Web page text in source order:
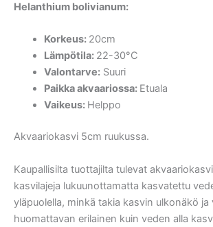
Helanthium bolivianum:
Korkeus: 20cm
Lämpötila: 22-30°C
Valontarve:Suuri
Paikka akvaariossa: Etuala
Vaikeus: Helppo
Akvaariokasvi 5cm ruukussa.
Kaupallisilta tuottajilta tulevat
kasvilajeja lukuunottamatta kasvatettu
yläpuolella, minkä takia kasvin ulkonäkö ja
huomattavan erilainen kuin veden alla